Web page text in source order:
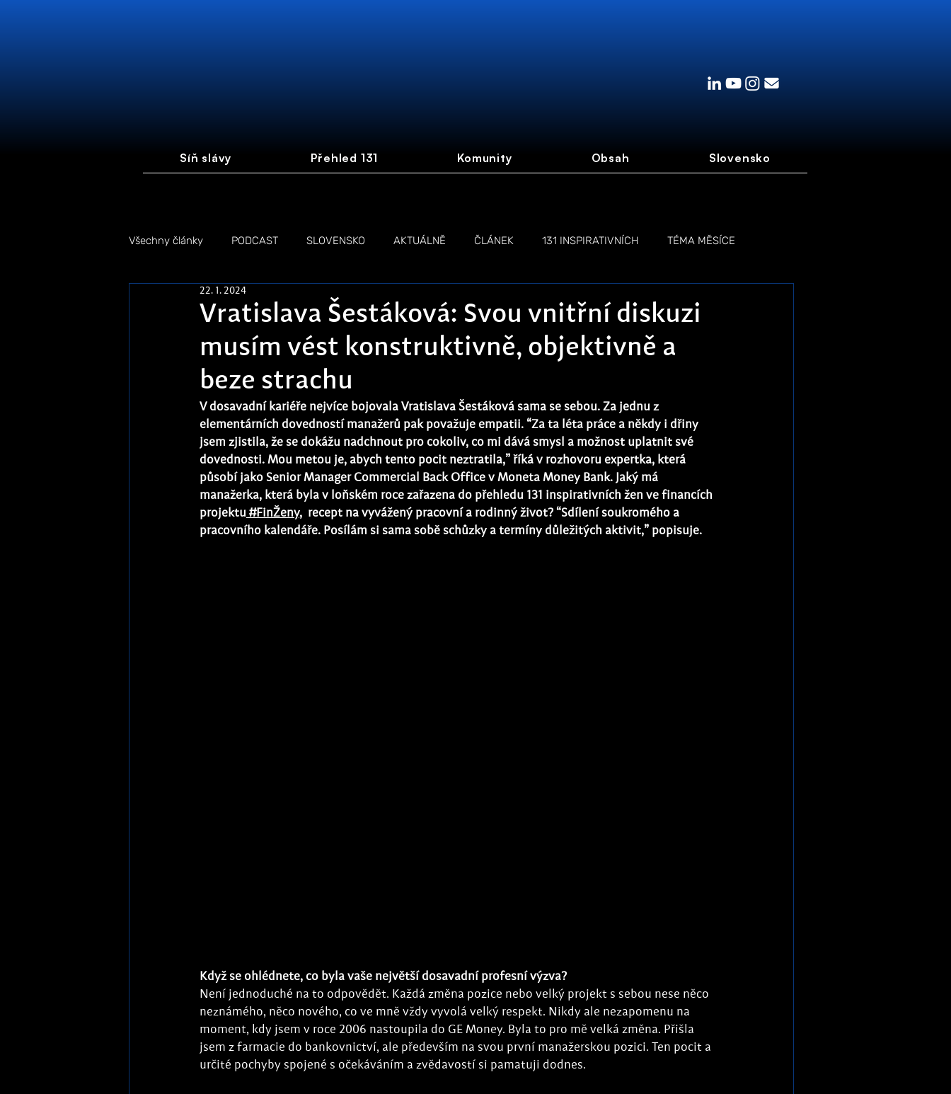
Síň slávy Přehled 131 Komunity Obsah Slovensko
Všechny články PODCAST SLOVENSKO AKTUÁLNĚ ČLÁNEK 131 INSPIRATIVNÍCH TÉMA MĚSÍCE
FOTOGALERIE FÓRUM #FINŽEN
Vratislava Šestáková: Svou vnitřní diskuzi
musím vést konstruktivně, objektivně a
beze strachu
22. 1. 2024
V dosavadní kariéře nejvíce bojovala Vratislava Šestáková sama se sebou. Za jednu z
elementárních dovedností manažerů pak považuje empatii. “Za ta léta práce a někdy i dřiny
jsem zjistila, že se dokážu nadchnout pro cokoliv, co mi dává smysl a možnost uplatnit své
dovednosti. Mou metou je, abych tento pocit neztratila,” říká v rozhovoru expertka, která
působí jako Senior Manager Commercial Back Office v Moneta Money Bank. Jaký má
manažerka, která byla v loňském roce zařazena do přehledu 131 inspirativních žen ve financích
projektu #FinŽeny,  recept na vyvážený pracovní a rodinný život? “Sdílení soukromého a
pracovního kalendáře. Posílám si sama sobě schůzky a termíny důležitých aktivit,” popisuje.
Když se ohlédnete, co byla vaše největší dosavadní profesní výzva?
Není jednoduché na to odpovědět. Každá změna pozice nebo velký projekt s sebou nese něco
neznámého, něco nového, co ve mně vždy vyvolá velký respekt. Nikdy ale nezapomenu na
moment, kdy jsem v roce 2006 nastoupila do GE Money. Byla to pro mě velká změna. Přišla
jsem z farmacie do bankovnictví, ale především na svou první manažerskou pozici. Ten pocit a
určité pochyby spojené s očekáváním a zvědavostí si pamatuji dodnes.